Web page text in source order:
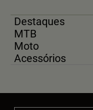
Destaques
MTB
Moto
Acessórios